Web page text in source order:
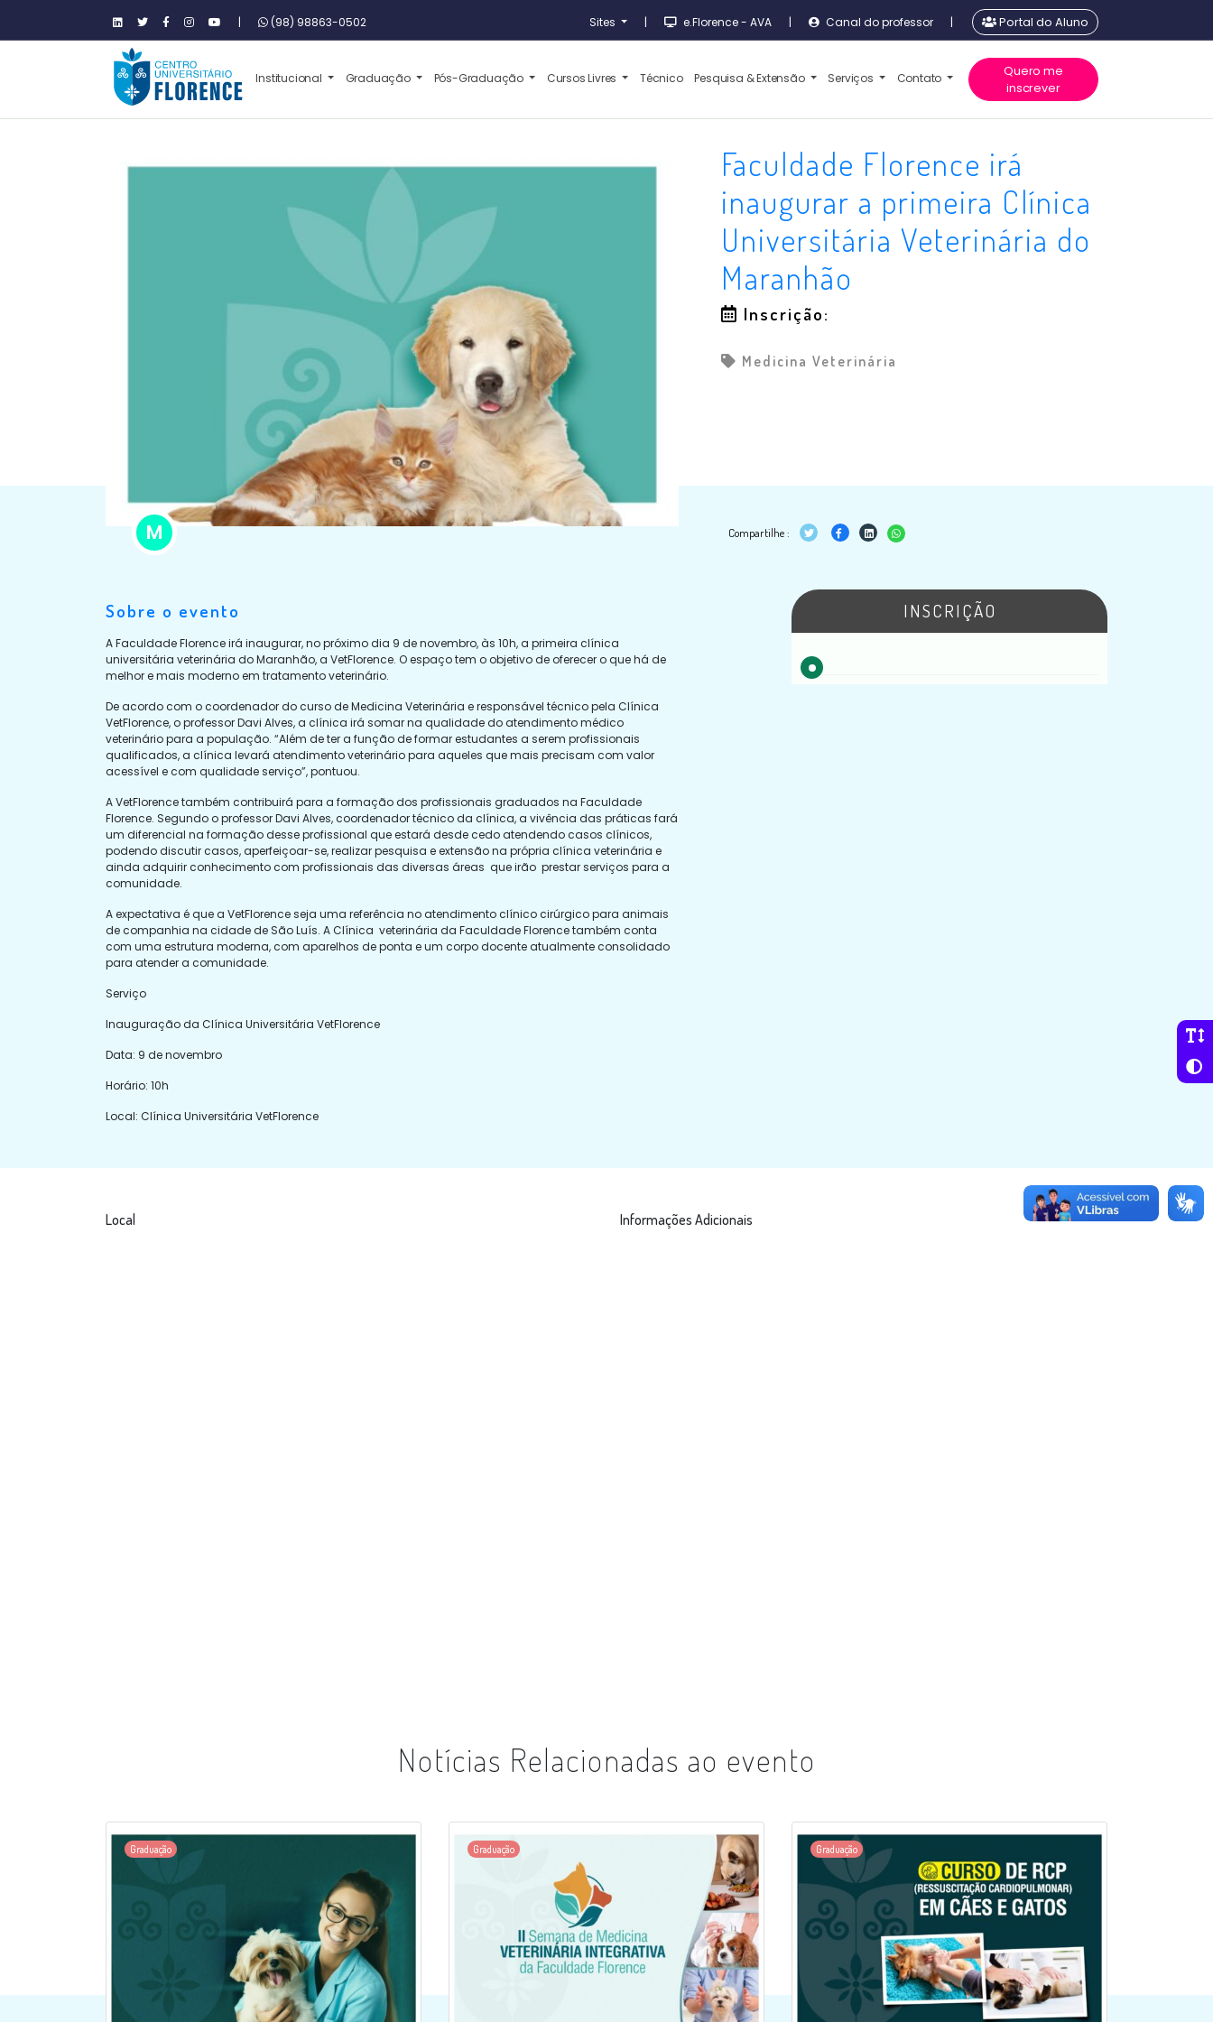
| (98) 98863-0502 Sites | e.Florence - AVA | Canal do professor | Portal do Aluno
Institucional Graduação Pós-Graduação Cursos Livres Técnico Pesquisa & Extensão Serviços Contato
Quero me
inscrever
M
Faculdade Florence irá
inaugurar a primeira Clínica
Universitária Veterinária do
Maranhão
Inscrição:
Medicina Veterinária
Compartilhe :
Sobre o evento
A Faculdade Florence irá inaugurar, no próximo dia 9 de novembro, às 10h, a primeira clínica
universitária veterinária do Maranhão, a VetFlorence. O espaço tem o objetivo de oferecer o que há de
melhor e mais moderno em tratamento veterinário.
De acordo com o coordenador do curso de Medicina Veterinária e responsável técnico pela Clínica
VetFlorence, o professor Davi Alves, a clínica irá somar na qualidade do atendimento médico
veterinário para a população. “Além de ter a função de formar estudantes a serem profissionais
qualificados, a clínica levará atendimento veterinário para aqueles que mais precisam com valor
acessível e com qualidade serviço”, pontuou.
A VetFlorence também contribuirá para a formação dos profissionais graduados na Faculdade
Florence. Segundo o professor Davi Alves, coordenador técnico da clínica, a vivência das práticas fará
um diferencial na formação desse profissional que estará desde cedo atendendo casos clínicos,
podendo discutir casos, aperfeiçoar-se, realizar pesquisa e extensão na própria clínica veterinária e
ainda adquirir conhecimento com profissionais das diversas áreas que irão prestar serviços para a
comunidade.
A expectativa é que a VetFlorence seja uma referência no atendimento clínico cirúrgico para animais
de companhia na cidade de São Luís. A Clínica veterinária da Faculdade Florence também conta
com uma estrutura moderna, com aparelhos de ponta e um corpo docente atualmente consolidado
para atender a comunidade.
Serviço
Inauguração da Clínica Universitária VetFlorence
Data: 9 de novembro
Horário: 10h
Local: Clínica Universitária VetFlorence
INSCRIÇÃO
Local Informações Adicionais
Notícias Relacionadas ao evento
Graduação Graduação Graduação